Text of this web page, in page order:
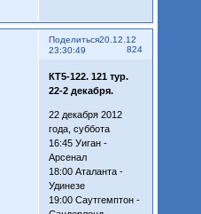
Поделиться
824
20.12.12
23:30:49
КТ5-122. 121 тур.
22-2 декабря.
22 декабря 2012
года, суббота
16:45 Уиган -
Арсенал
18:00 Аталанта -
Удинезе
19:00 Саутгемптон -